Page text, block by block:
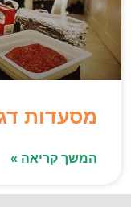
מסעדות
המשך קריאה »